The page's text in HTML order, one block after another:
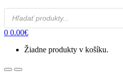
Products
search
0 0.00€
Žiadne produkty v košíku.
OpenClose